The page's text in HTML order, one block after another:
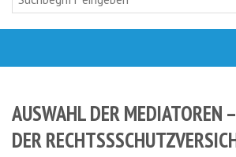
AUSWAHL DER MEDIATOREN
DER